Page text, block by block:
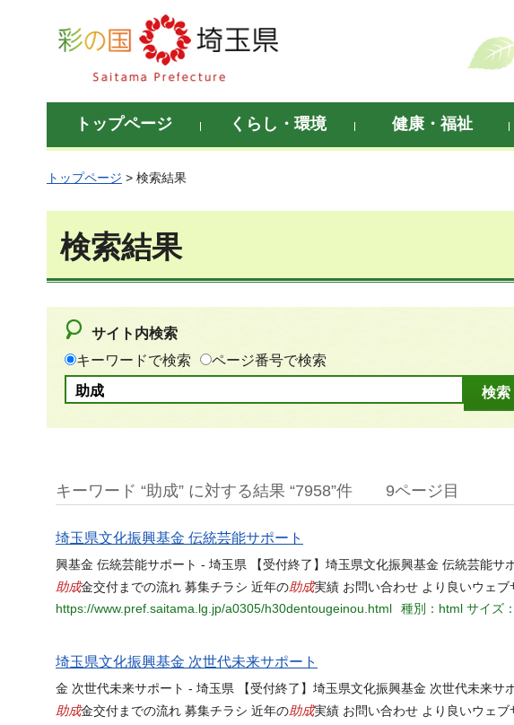
彩の国 埼玉県
トップページ くらし・環境 健康・福祉
トップページ > 検索結果
検索結果
サイト内検索
キーワードで検索
ページ番号で検索
キーワード “助成” に対する結果 “7958”件 9ページ目
埼玉県文化振興基金 伝統芸能サポート
興基金 伝統芸能サポート - 埼玉県 【受付終了】埼玉県文化振興基金 伝統芸能サ
助成金交付までの流れ 募集チラシ 近年の助成実績 お問い合わせ より良いウェブ
https://www.pref.saitama.lg.jp/a0305/h30dentougeinou.html
種別：html サイズ
埼玉県文化振興基金 次世代未来サポート
金 次世代未来サポート - 埼玉県 【受付終了】埼玉県文化振興基金 次世代未来サ
助成金交付までの流れ 募集チラシ 近年の助成実績 お問い合わせ より良いウェブ